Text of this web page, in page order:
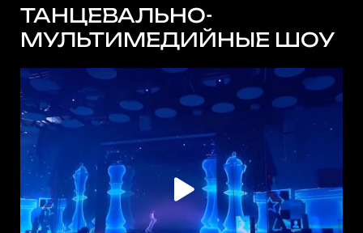
ТАНЦЕВАЛЬНО-
МУЛЬТИМЕДИЙНЫЕ ШОУ